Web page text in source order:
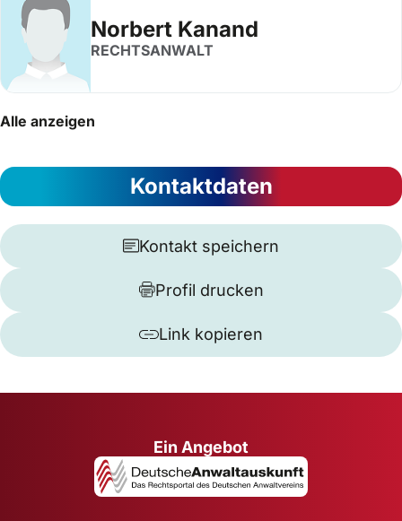
Norbert Kanand
RECHTSANWALT
Alle anzeigen
Kontaktdaten
Kontakt speichern
Profil drucken
Link kopieren
Ein Angebot